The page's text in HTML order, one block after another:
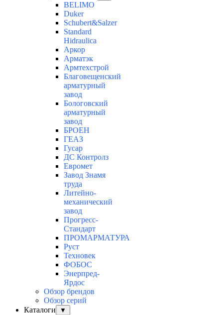
BELIMO
Duker
Schubert&Salzer
Standard
Hidraulica
Аркор
Арматэк
Армтехстрой
Благовещенский
арматурный
завод
Бологовский
арматурный
завод
БРОЕН
ГЕАЗ
Гусар
ДС Контролз
Евромет
Завод Знамя
труда
Литейно-
механический
завод
Прогресс-
Стандарт
ПРОМАРМАТУРА
Руст
Техновек
ФОБОС
Энерпред-
Ярдос
Обзор брендов
Обзор серий
Каталоги
▼